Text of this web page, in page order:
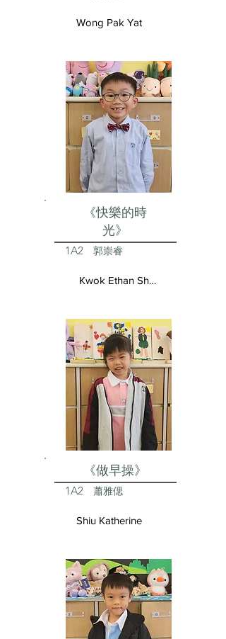
Wong Pak Yat
《快樂的時
光》
1A2 郭崇睿
Kwok Ethan Shun Yui
《做早操》
1A2 蕭雅偲
Shiu Katherine